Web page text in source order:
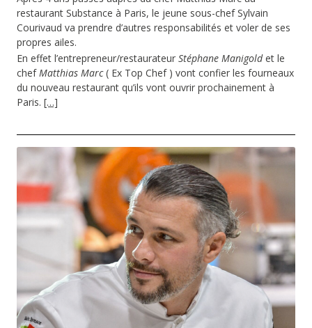
restaurant Substance à Paris, le jeune sous-chef Sylvain
Courivaud va prendre d’autres responsabilités et voler de ses
propres ailes.
En effet l’entrepreneur/restaurateur Stéphane Manigoldet le
chef Matthias Marc( Ex Top Chef ) vont confier les fourneaux
du nouveau restaurant qu’ils vont ouvrir prochainement à
Paris. […]